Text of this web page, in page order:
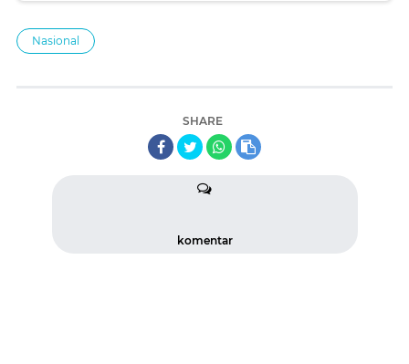
Nasional
SHARE
komentar